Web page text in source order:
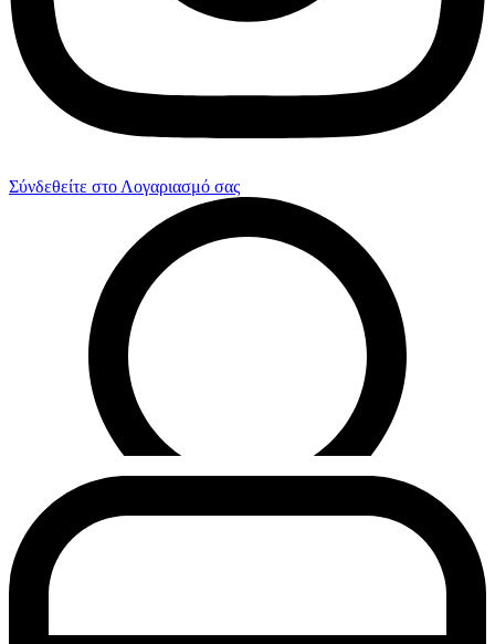
Σύνδεθείτε στο Λογαριασμό σας